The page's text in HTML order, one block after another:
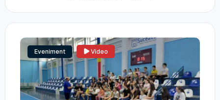
Eveniment Video